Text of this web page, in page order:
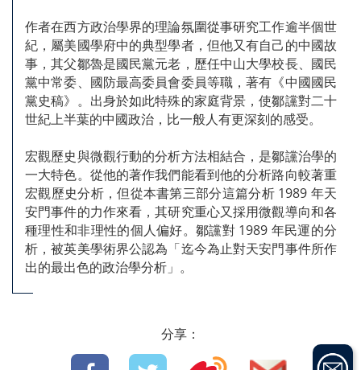
作者在西方政治學界的理論氛圍從事研究工作逾半個世
紀，屬美國學府中的典型學者，但他又有自己的中國故
事，其父鄒魯是國民黨元老，歷任中山大學校長、國民
黨中常委、國防最高委員會委員等職，著有《中國國民
黨史稿》。出身於如此特殊的家庭背景，使鄒讜對二十
世紀上半葉的中國政治，比一般人有更深刻的感受。
宏觀歷史與微觀行動的分析方法相結合，是鄒讜治學的
一大特色。從他的著作我們能看到他的分析路向較著重
宏觀歷史分析，但從本書第三部分這篇分析 1989 年天
安門事件的力作來看，其研究重心又採用微觀導向和各
種理性和非理性的個人偏好。鄒讜對 1989 年民運的分
析，被英美學術界公認為「迄今為止對天安門事件所作
出的最出色的政治學分析」。
分享：